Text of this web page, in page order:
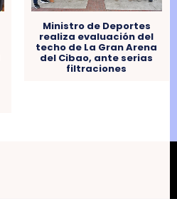
Ministro de Deportes
realiza evaluación del
techo de La Gran Arena
del Cibao, ante serias
filtraciones